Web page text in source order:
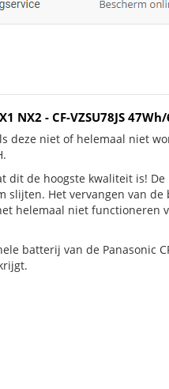
NX2 - CF-VZSU78JS
niet of helemaal niet
de hoogste kwaliteit is! De
slijten. Het vervangen van
helemaal niet functioneren
batterij van de Panasonic